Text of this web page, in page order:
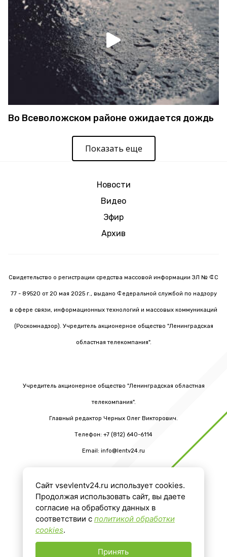
Во Всеволожском районе ожидается дождь
Показать еще
Новости
Видео
Эфир
Архив
Свидетельство о регистрации средства массовой информации ЭЛ № ФС
77 - 89520 от 20 мая 2025 г., выдано Федеральной службой по надзору
в сфере связи, информационных технологий и массовых коммуникаций
(Роскомнадзор). Учредитель акционерное общество "Ленинградская
областная телекомпания".
Учредитель акционерное общество "Ленинградская областная
телекомпания".
Главный редактор Черных Олег Викторович.
Телефон: +7 (812) 640-6114
Email: info@lentv24.ru
16+
Сайт vsevlentv24.ru использует cookies.
Продолжая использовать сайт, вы даете
согласие на обработку данных в
соответствии с политикой обработки
cookies.
Принять